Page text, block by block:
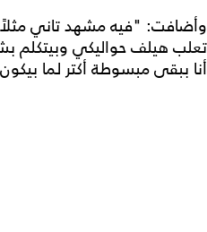
وأضافت: "فيه مشهد تاني
تعلب هيلف حواليكي
أنا ببقى مبسوطة أكتر لما